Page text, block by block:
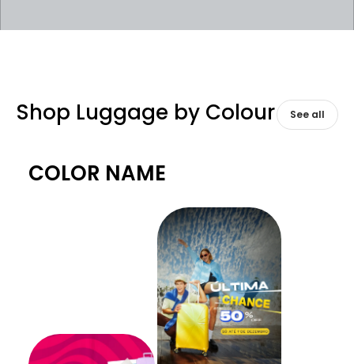
Shop Luggage by Colour See all
COLOR NAME